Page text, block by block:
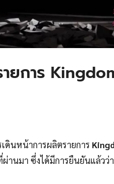
ยการ
ดินหน้าการผลิตรายการ
นมา ซึ่งได้มีการยืนยันแล้วว่า